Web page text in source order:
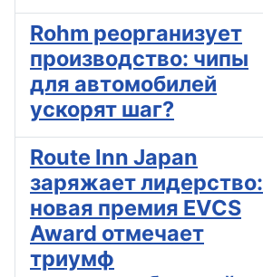
Rohm реорганизует
производство: чипы
для автомобилей
ускорят шаг?
Route Inn Japan
заряжает лидерство:
новая премия EVCS
Award отмечает
триумф